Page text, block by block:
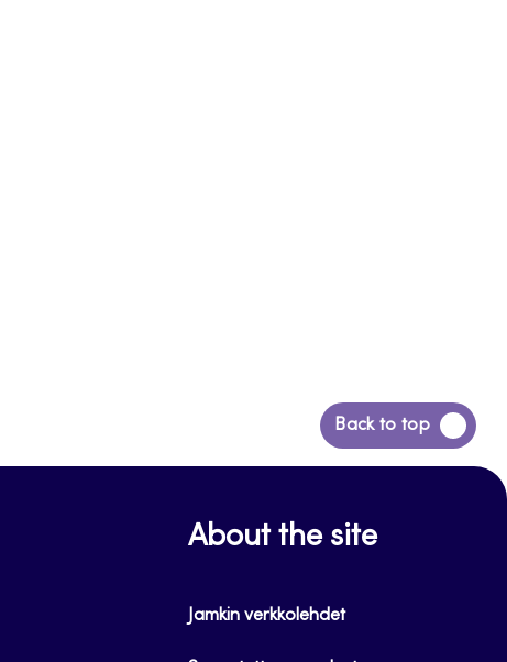
Back to top
Siirry
takaisin
About the site
Jamkin verkkolehdet